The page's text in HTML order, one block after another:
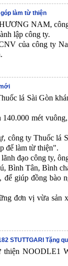
làm từ thiện
NAM,
lập công ty.
của công ty
lá Sài Gòn
mét
công ty Thuốc lá
để làm từ thiện".
đạo công ty,
Bình Tân, Bình
giúp đồng bào
đơn vị vừa sản
STUTTGARI Tặng
thiện NOODLE1